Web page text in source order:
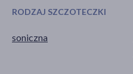
RODZAJ SZCZOTECZKI
soniczna